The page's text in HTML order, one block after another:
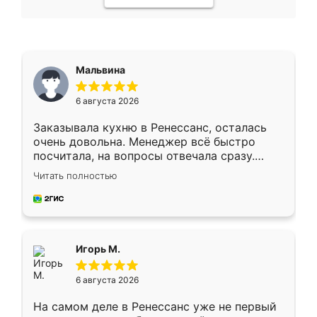
Мальвина
6 августа 2026
Заказывала кухню в Ренессанс, осталась
очень довольна. Менеджер всё быстро
посчитала, на вопросы отвечала сразу.
Замерщик приехал в субботу, подошёл к
делу со всей ответственностью. Собрали
за день, ребята работали аккуратно, даже
Читать полностью
Игорь М.
6 августа 2026
На самом деле в Ренессанс уже не первый